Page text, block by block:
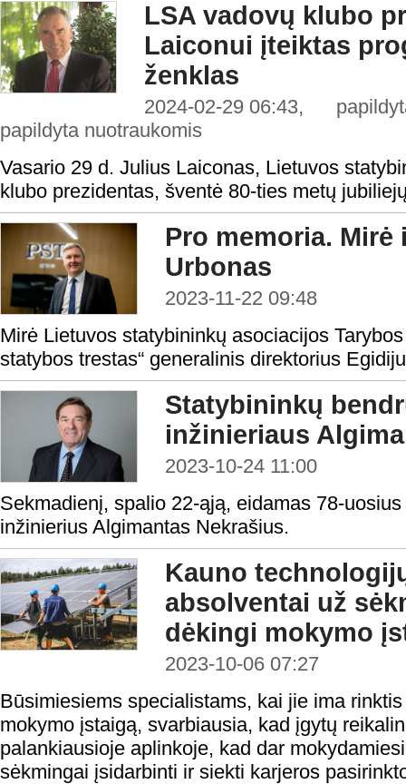
LSA vadovų klubo
Laiconui įteiktas
ženklas
2024-02-29 06:43,
papildyta nuotraukomis
Vasario 29 d. Julius Laiconas, Lietuvos
klubo prezidentas, šventė 80-ties metų
Pro memoria.
Urbonas
2023-11-22 09:48
Mirė Lietuvos statybininkų asociacijos
statybos trestas“ generalinis direktorius
Statybininkų
inžinieriaus
2023-10-24 11:00
Sekmadienį, spalio 22-ąją, eidamas 78-
inžinierius Algimantas Nekrašius.
Kauno
absolventai už
dėkingi mokymo
2023-10-06 07:27
Būsimiesiems specialistams, kai jie ima
mokymo įstaigą, svarbiausia, kad įgytų
palankiausioje aplinkoje, kad dar
sėkmingai įsidarbinti ir siekti karjeros